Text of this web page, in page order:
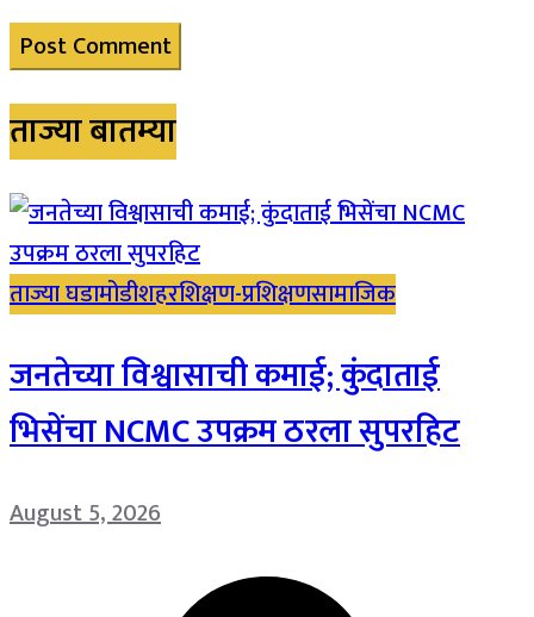
ताज्या बातम्या
ताज्या घडामोडीशहरशिक्षण-प्रशिक्षणसामाजिक
जनतेच्या विश्वासाची कमाई; कुंदाताई
भिसेंचा NCMC उपक्रम ठरला सुपरहिट
August 5, 2026